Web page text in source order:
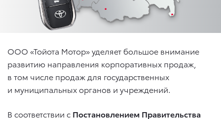
ООО «Тойота Мотор» уделяет большое внимание
развитию направления корпоративных продаж,
в том числе продаж для государственных
и муниципальных органов и учреждений.
В соответствии с Постановлением Правительства